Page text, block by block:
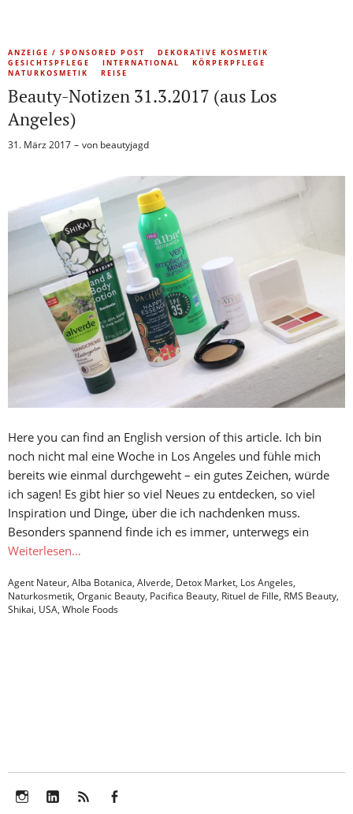
ANZEIGE / SPONSORED POST
DEKORATIVE KOSMETIK
GESICHTSPFLEGE
INTERNATIONAL
KÖRPERPFLEGE
NATURKOSMETIK
REISE
Beauty-Notizen 31.3.2017 (aus Los
Angeles)
31. März 2017 von beautyjagd
Here you can find an English version of this article. Ich bin
noch nicht mal eine Woche in Los Angeles und fühle mich
bereits wie einmal durchgeweht – ein gutes Zeichen, würde
ich sagen! Es gibt hier so viel Neues zu entdecken, so viel
Inspiration und Dinge, über die ich nachdenken muss.
Besonders spannend finde ich es immer, unterwegs ein
Weiterlesen…
Agent Nateur, Alba Botanica, Alverde, Detox Market, Los Angeles,
Naturkosmetik, Organic Beauty, Pacifica Beauty, Rituel de Fille, RMS Beauty,
Shikai, USA, Whole Foods